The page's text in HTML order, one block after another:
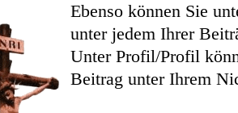
Ebenso können Sie
unter jedem Ihrer
Unter Profil/Profil
Beitrag unter Ihrem